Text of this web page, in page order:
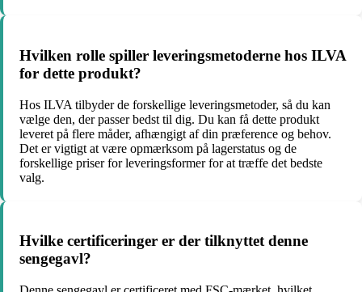
Hvilken rolle spiller leveringsmetoderne hos ILVA
for dette produkt?
Hos ILVA tilbyder de forskellige leveringsmetoder, så du kan
vælge den, der passer bedst til dig. Du kan få dette produkt
leveret på flere måder, afhængigt af din præference og behov.
Det er vigtigt at være opmærksom på lagerstatus og de
forskellige priser for leveringsformer for at træffe det bedste
valg.
Hvilke certificeringer er der tilknyttet denne
sengegavl?